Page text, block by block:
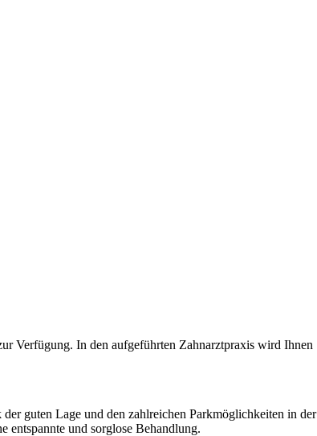
Verfügung. In den aufgeführten Zahnarztpraxis wird Ihnen
guten Lage und den zahlreichen Parkmöglichkeiten in der
entspannte und sorglose Behandlung.